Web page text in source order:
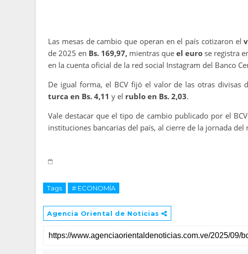
Las mesas de cambio que operan en el país cotizaron el
de 2025 en Bs. 169,97, mientras queel euro se registra
en la cuenta oficial de la red social Instagram del Banco
De igual forma, el BCV fijó el valor de las otras divisas
turca en Bs. 4,11 y el rublo en Bs. 2,03.
Vale destacar que el tipo de cambio publicado por el
instituciones bancarias del país, al cierre de la jornada
Tags # ECONOMÍA
Agencia Oriental de Noticias